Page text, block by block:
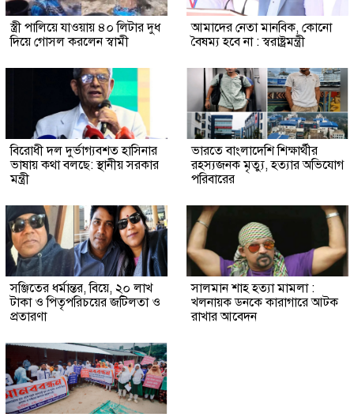
স্ত্রী পালিয়ে যাওয়ায় ৪০ লিটার দুধ
দিয়ে গোসল করলেন স্বামী
আমাদের নেতা মানবিক, কোনো
বৈষম্য হবে না : স্বরাষ্ট্রমন্ত্রী
বিরোধী দল দুর্ভাগ্যবশত হাসিনার
ভাষায় কথা বলছে: স্থানীয় সরকার
মন্ত্রী
ভারতে বাংলাদেশি শিক্ষার্থীর
রহস্যজনক মৃত্যু, হত্যার অভিযোগ
পরিবারের
সঞ্জিতের ধর্মান্তর, বিয়ে, ২০ লাখ
টাকা ও পিতৃপরিচয়ের জটিলতা ও
প্রতারণা
সালমান শাহ হত্যা মামলা :
খলনায়ক ডনকে কারাগারে আটক
রাখার আবেদন